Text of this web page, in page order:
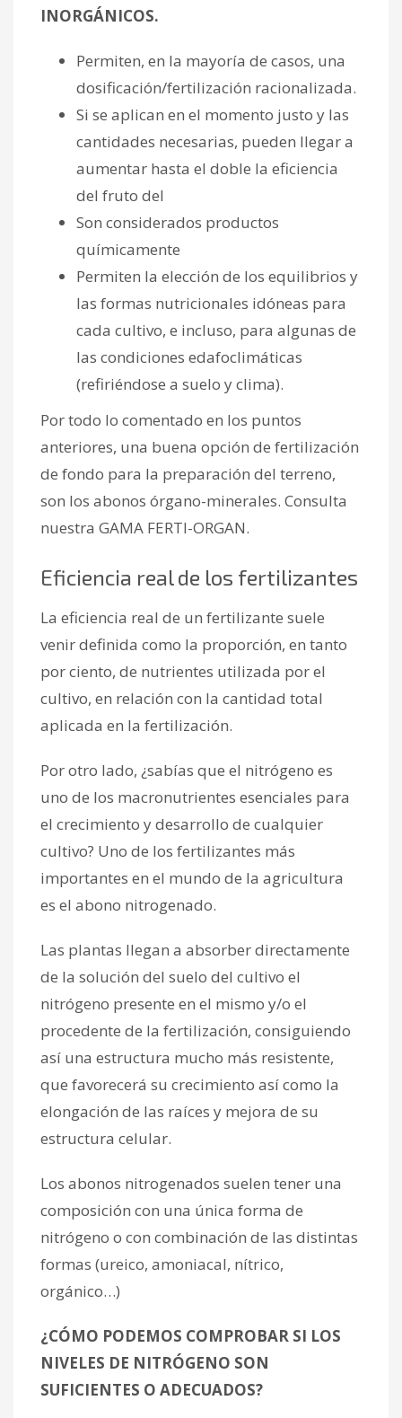
INORGÁNICOS.
Permiten, en la mayoría de casos, una
dosificación/fertilización racionalizada.
Si se aplican en el momento justo y las
cantidades necesarias, pueden llegar a
aumentar hasta el doble la eficiencia
del fruto del
Son considerados productos
químicamente
Permiten la elección de los equilibrios y
las formas nutricionales idóneas para
cada cultivo, e incluso, para algunas de
las condiciones edafoclimáticas
(refiriéndose a suelo y clima).
Por todo lo comentado en los puntos
anteriores, una buena opción de fertilización
de fondo para la preparación del terreno,
son los abonos órgano-minerales. Consulta
nuestra GAMA FERTI-ORGAN.
Eficiencia real de los fertilizantes
La eficiencia real de un fertilizante suele
venir definida como la proporción, en tanto
por ciento, de nutrientes utilizada por el
cultivo, en relación con la cantidad total
aplicada en la fertilización.
Por otro lado, ¿sabías que el nitrógeno es
uno de los macronutrientes esenciales para
el crecimiento y desarrollo de cualquier
cultivo? Uno de los fertilizantes más
importantes en el mundo de la agricultura
es el abono nitrogenado.
Las plantas llegan a absorber directamente
de la solución del suelo del cultivo el
nitrógeno presente en el mismo y/o el
procedente de la fertilización, consiguiendo
así una estructura mucho más resistente,
que favorecerá su crecimiento así como la
elongación de las raíces y mejora de su
estructura celular.
Los abonos nitrogenados suelen tener una
composición con una única forma de
nitrógeno o con combinación de las distintas
formas (ureico, amoniacal, nítrico,
orgánico…)
¿CÓMO PODEMOS COMPROBAR SI LOS
NIVELES DE NITRÓGENO SON
SUFICIENTES O ADECUADOS?